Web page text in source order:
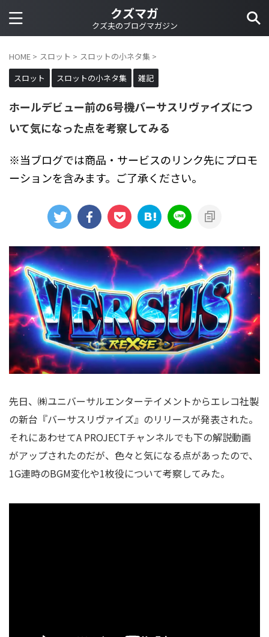
クズマガ
クズ夫のブログマガジン
HOME > スロット > スロットの小ネタ集 >
スロット
スロットの小ネタ集 雑記
ホールデビュー前の6号機バーサスリヴァイズにつ
いて気になった点を考察してみる
※当ブログでは商品・サービスのリンク先にプロモ
ーションを含みます。ご了承ください。
先日、㈱ユニバーサルエンターテイメントからエレコ社製
の新台『バーサスリヴァイズ』のリリースが発表された。
それにあわせてA PROJECTチャンネルでも下の解説動画
がアップされたのだが、色々と気になる点があったので、
1G連時のBGM変化や1枚役について考察してみた。